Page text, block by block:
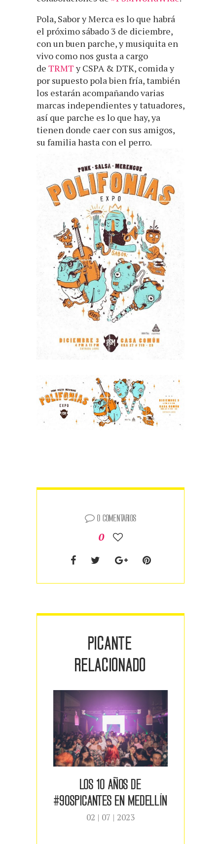
Pola, Sabor y Merca es lo que habrá
el próximo sábado 3 de diciembre,
con un buen parche, y musiquita en
vivo como nos gusta a cargo
de TRMT y CSPA & DTK, comida y
por supuesto pola bien fría, también
los estarán acompañando varias
marcas independientes y tatuadores,
así que parche es lo que hay, ya
tienen donde caer con sus amigos,
su familia hasta con el perro.
0 comentarios
0
PICANTE
RELACIONADO
LOS 10 AÑOS DE
#90SPICANTES EN MEDELLÍN
02 | 07 | 2023